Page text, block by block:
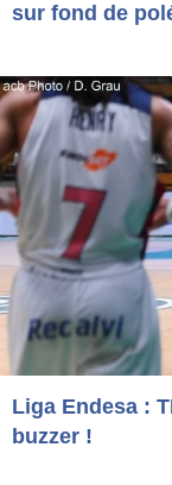
sur fond de
Liga Endesa :
buzzer !